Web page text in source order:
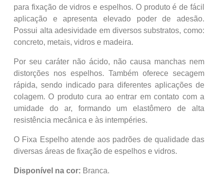
para fixação de vidros e espelhos. O produto é de fácil
aplicação e apresenta elevado poder de adesão.
Possui alta adesividade em diversos substratos, como:
concreto, metais, vidros e madeira.
Por seu caráter não ácido, não causa manchas nem
distorções nos espelhos. Também oferece secagem
rápida, sendo indicado para diferentes aplicações de
colagem. O produto cura ao entrar em contato com a
umidade do ar, formando um elastômero de alta
resistência mecânica e às intempéries.
O Fixa Espelho atende aos padrões de qualidade das
diversas áreas de fixação de espelhos e vidros.
Disponível na cor: Branca.